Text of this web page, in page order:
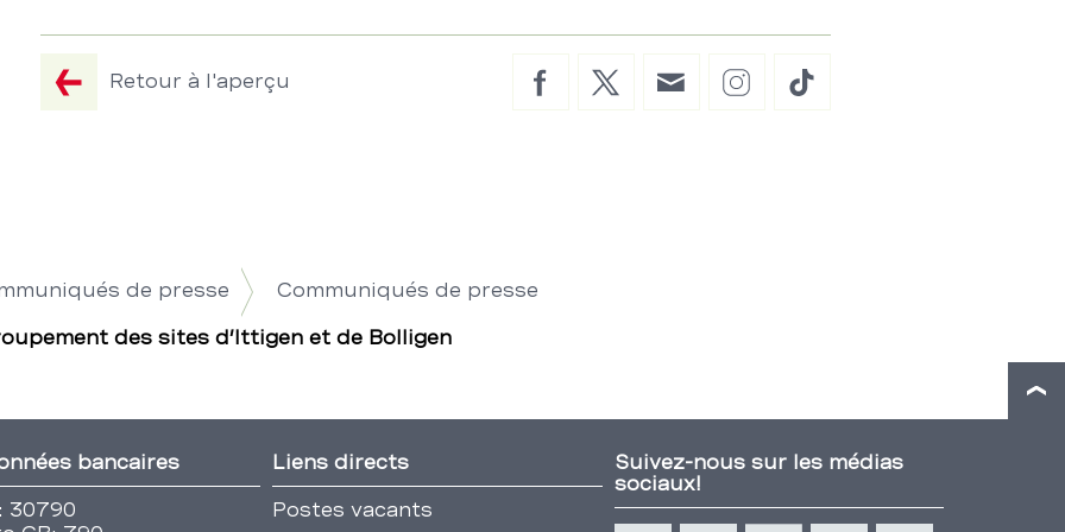
Retour à l'aperçu FacebookTwitter
E-
InstagramTikTok
de presse Communiqués de presse
des sites d’Ittigen et de Bolligen
bancaires
30790
Liens directs
Postes vacants
Suivez-nous sur les médias
sociaux!